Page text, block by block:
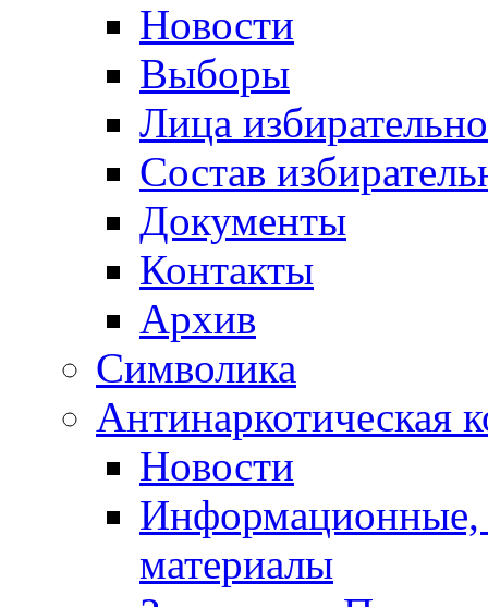
Новости
Выборы
Лица
Состав
Документы
Контакты
Архив
Символика
Антинаркотическая
Новости
Информационные,
материалы